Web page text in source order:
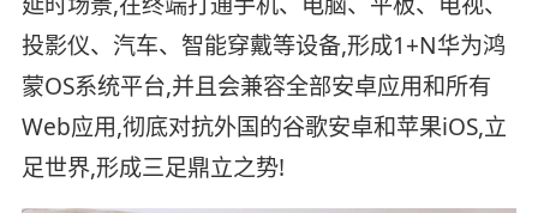
投影仪、汽车、智能穿戴等设备,形成1+N华为鸿
蒙OS系统平台,并且会兼容全部安卓应用和所有
Web应用,彻底对抗外国的谷歌安卓和苹果iOS,立
足世界,形成三足鼎立之势!